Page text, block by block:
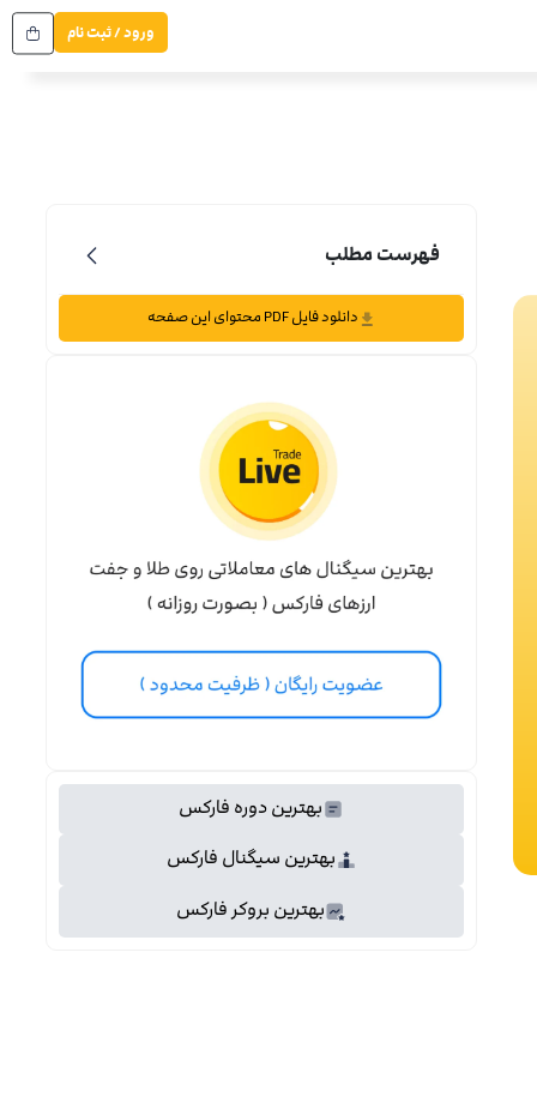
ورود / ثبت نام
فهرست مطلب
دانلود فایل PDF محتوای این صفحه
بهترین دوره فارکس
بهترین سیگنال فارکس
بهترین بروکر فارکس